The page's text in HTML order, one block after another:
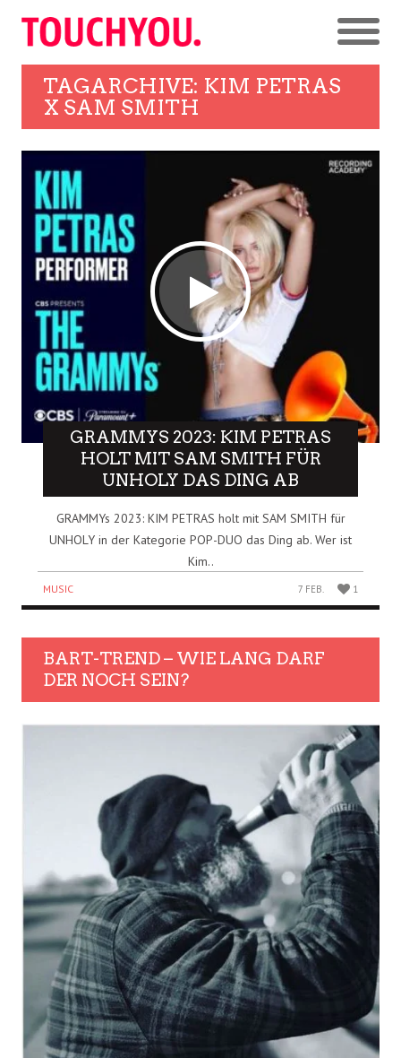
TAGARCHIVE: KIM PETRAS
X SAM SMITH
GRAMMYS 2023: KIM PETRAS
HOLT MIT SAM SMITH FÜR
UNHOLY DAS DING AB
GRAMMYs 2023: KIM PETRAS holt mit SAM SMITH für
UNHOLY in der Kategorie POP-DUO das Ding ab. Wer ist
Kim..
MUSIC 7 FEB. 1
BART-TREND – WIE LANG DARF
DER NOCH SEIN?